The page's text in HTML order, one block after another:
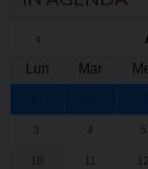
‹
Lun
Mar
3
4 5
10 11 12